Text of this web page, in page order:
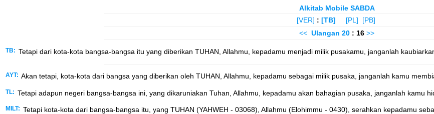
Alkitab Mobile SABDA
[VER] : [TB] [PL]
[PB]
<< Ulangan 20 : 16 >>
TB: Tetapi dari kota-kota bangsa-bangsa itu yang diberikan TUHAN, Allahmu, kepadamu menjadi milik pusakamu, janganlah
AYT: Akan tetapi, kota-kota dari bangsa yang diberikan oleh TUHAN, Allahmu, kepadamu sebagai milik pusaka, janganlah kamu
TL: Tetapi adapun negeri bangsa-bangsa ini, yang dikaruniakan Tuhan, Allahmu, kepadamu akan bahagian pusaka, janganlah kamu
MILT: Tetapi kota-kota dari bangsa-bangsa itu, yang TUHAN (YAHWEH - 03068), Allahmu (Elohimmu - 0430), serahkan kepadamu